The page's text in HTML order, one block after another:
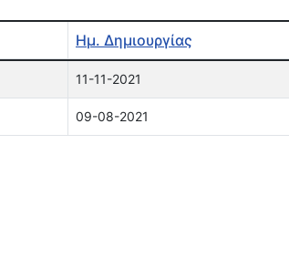
Ημ. Δημιουργίας
11-11-2021
09-08-2021